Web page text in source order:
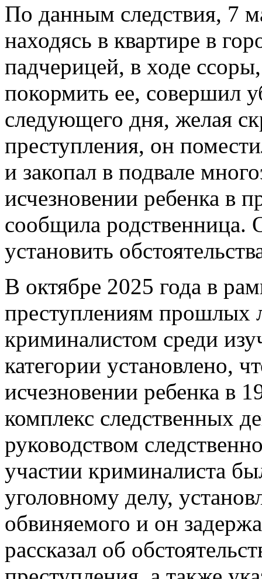
По данным следствия, 7
находясь в квартире в
падчерицей, в ходе
покормить ее, совершил
следующего дня, желая
преступления, он
и закопал в подвале
исчезновении ребенка в
сообщила родственница.
установить
В октябре 2025 года в
преступлениям прошлых
криминалистом среди
категории установлено,
исчезновении ребенка в
комплекс следственных
руководством
участии криминалиста
уголовному делу,
обвиняемого и он
рассказал об